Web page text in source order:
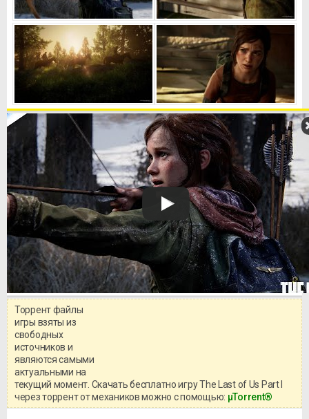
Торрент файлы
игры взяты из
свободных
источников и
являются самыми
актуальными на
текущий момент. Скачать бесплатно игру The Last of Us Part I
через торрент от механиков можно с помощью: μTorrent®